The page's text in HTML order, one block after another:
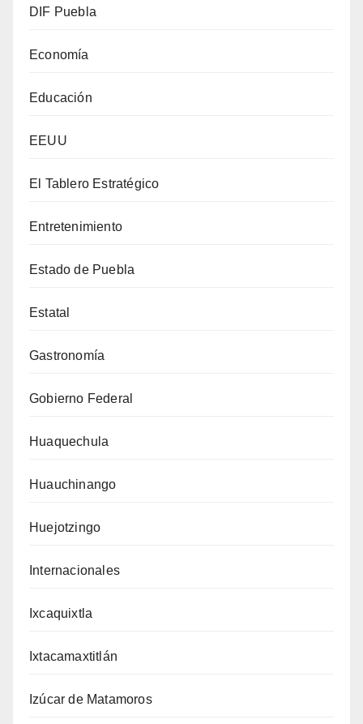
DIF Puebla
Economía
Educación
EEUU
El Tablero Estratégico
Entretenimiento
Estado de Puebla
Estatal
Gastronomía
Gobierno Federal
Huaquechula
Huauchinango
Huejotzingo
Internacionales
Ixcaquixtla
Ixtacamaxtitlán
Izúcar de Matamoros